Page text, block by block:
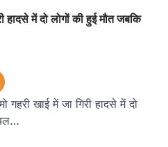
हादसे में दो लोगों की हुई मौत जबकि
खाई में जा गिरी हादसे में दो